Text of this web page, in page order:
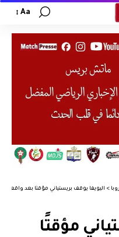
Aa
> اليويفا يوقف بريستياني مؤقتًا بعد واقعة
مؤقتًا